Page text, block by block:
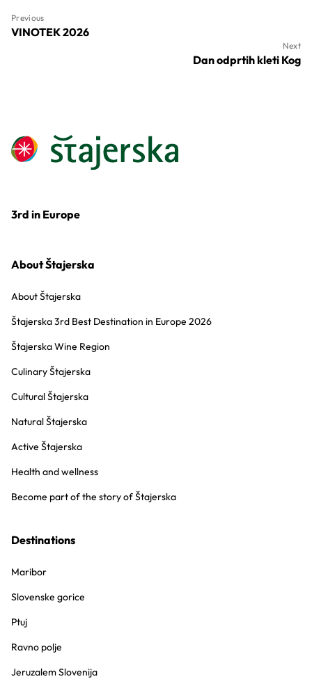
Previous
VINOTEK 2026
Next
Dan odprtih kleti Kog
3rd in Europe
About Štajerska
About Štajerska
Štajerska 3rd Best Destination in Europe 2026
Štajerska Wine Region
Culinary Štajerska
Cultural Štajerska
Natural Štajerska
Active Štajerska
Health and wellness
Become part of the story of Štajerska
Destinations
Maribor
Slovenske gorice
Ptuj
Ravno polje
Jeruzalem Slovenija